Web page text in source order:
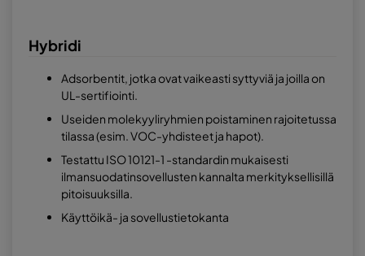
Hybridi
Adsorbentit, jotka ovat vaikeasti syttyviä ja joilla on
UL-sertifiointi.
Useiden molekyyliryhmien poistaminen rajoitetussa
tilassa (esim. VOC-yhdisteet ja hapot).
Testattu ISO 10121-1 -standardin mukaisesti
ilmansuodatinsovellusten kannalta merkityksellisillä
pitoisuuksilla.
Käyttöikä- ja sovellustietokanta